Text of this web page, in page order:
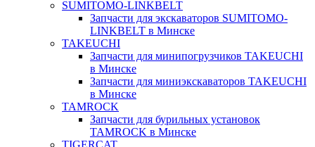
SUMITOMO-LINKBELT
Запчасти для экскаваторов SUMITOMO-
LINKBELT в Минске
TAKEUCHI
Запчасти для минипогрузчиков TAKEUCHI
в Минске
Запчасти для миниэкскаваторов TAKEUCHI
в Минске
TAMROCK
Запчасти для бурильных установок
TAMROCK в Минске
TIGERCAT